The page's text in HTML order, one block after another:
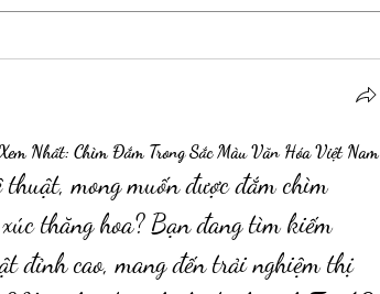
Nhất: Chìm Đắm Trong Sắc Màu Văn Hóa Việt Nam
mong muốn được đắm chìm
thăng hoa? Bạn đang tìm kiếm
đỉnh cao, mang đến trải nghiệm thị